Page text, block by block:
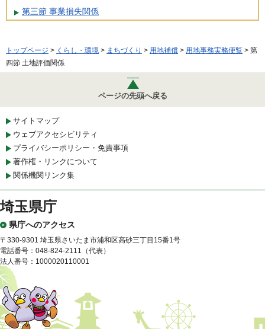
第三節 事業損失関係
トップページ > くらし・環境 > まちづくり > 用地補償 > 用地事務実務便覧 > 第
四節 土地評価関係
ページの先頭へ戻る
サイトマップ
ウェブアクセシビリティ
プライバシーポリシー・免責事項
著作権・リンクについて
関係機関リンク集
埼玉県庁
県庁へのアクセス
〒330-9301 埼玉県さいたま市浦和区高砂三丁目15番1号
電話番号：048-824-2111（代表）
法人番号：1000020110001